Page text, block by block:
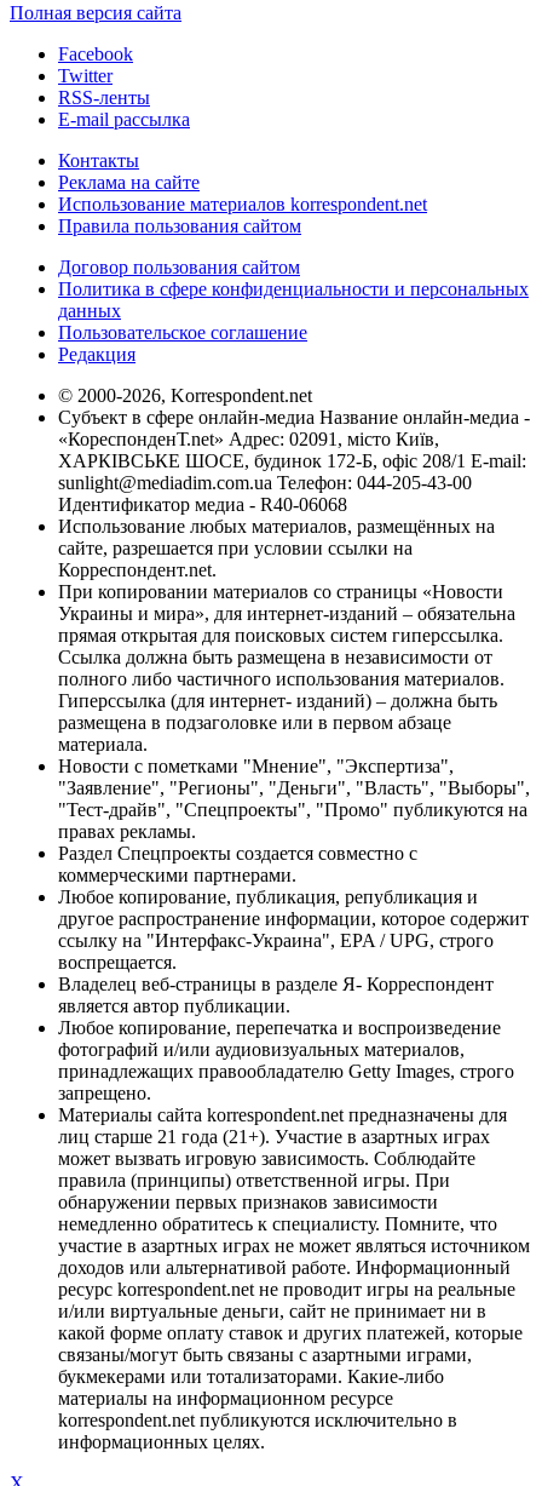
Полная версия сайта
Facebook
Twitter
RSS-ленты
E-mail рассылка
Контакты
Реклама на сайте
Использование материалов korrespondent.net
Правила пользования сайтом
Договор пользования сайтом
Политика в сфере конфиденциальности и персональных
данных
Пользовательское соглашение
Редакция
© 2000-2026, Korrespondent.net
Субъект в сфере онлайн-медиа Название онлайн-медиа -
«КореспонденТ.net» Адрес: 02091, місто Київ,
ХАРКІВСЬКЕ ШОСЕ, будинок 172-Б, офіс 208/1 E-mail:
sunlight@mediadim.com.ua Телефон: 044-205-43-00
Идентификатор медиа - R40-06068
Использование любых материалов, размещённых на
сайте, разрешается при условии ссылки на
Корреспондент.net.
При копировании материалов со страницы «Новости
Украины и мира», для интернет-изданий – обязательна
прямая открытая для поисковых систем гиперссылка.
Ссылка должна быть размещена в независимости от
полного либо частичного использования материалов.
Гиперссылка (для интернет- изданий) – должна быть
размещена в подзаголовке или в первом абзаце
материала.
Новости с пометками "Мнение", "Экспертиза",
"Заявление", "Регионы", "Деньги", "Власть", "Выборы",
"Тест-драйв", "Спецпроекты", "Промо" публикуются на
правах рекламы.
Раздел Спецпроекты создается совместно с
коммерческими партнерами.
Любое копирование, публикация, републикация и
другое распространение информации, которое содержит
ссылку на "Интерфакс-Украина", EPA / UPG, строго
воспрещается.
Владелец веб-страницы в разделе Я- Корреспондент
является автор публикации.
Любое копирование, перепечатка и воспроизведение
фотографий и/или аудиовизуальных материалов,
принадлежащих правообладателю Getty Images, строго
запрещено.
Материалы сайта korrespondent.net предназначены для
лиц старше 21 года (21+). Участие в азартных играх
может вызвать игровую зависимость. Соблюдайте
правила (принципы) ответственной игры. При
обнаружении первых признаков зависимости
немедленно обратитесь к специалисту. Помните, что
участие в азартных играх не может являться источником
доходов или альтернативой работе. Информационный
ресурс korrespondent.net не проводит игры на реальные
и/или виртуальные деньги, сайт не принимает ни в
какой форме оплату ставок и других платежей, которые
связаны/могут быть связаны с азартными играми,
букмекерами или тотализаторами. Какие-либо
материалы на информационном ресурсе
korrespondent.net публикуются исключительно в
информационных целях.